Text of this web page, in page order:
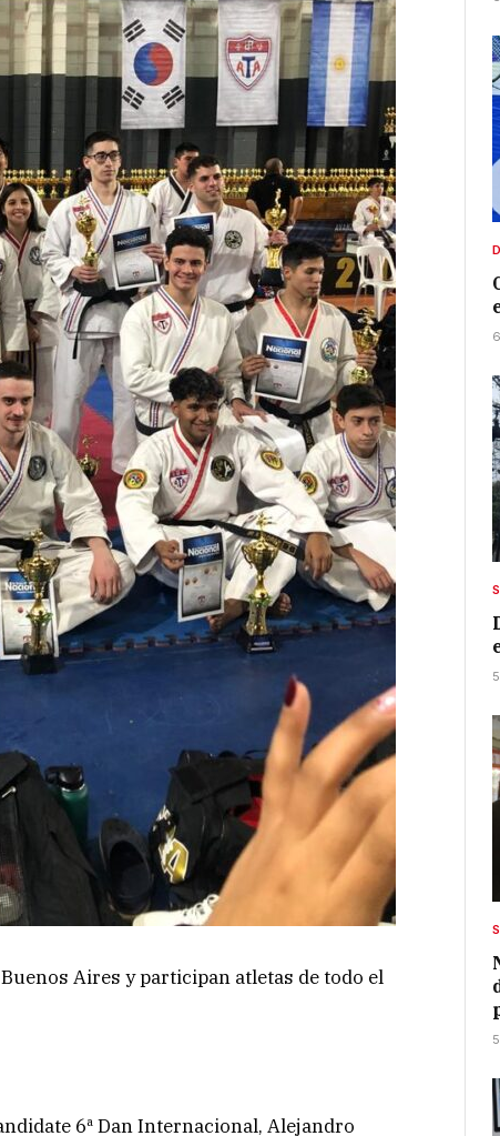
Aires y participan atletas de todo el
6ª Dan Internacional, Alejandro